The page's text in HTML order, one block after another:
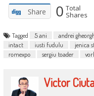
Share 0 Total
Shares
Tagged 5 ani andrei
intact
iusti fudulu jenica
romexpo
sergiu toader
Victor